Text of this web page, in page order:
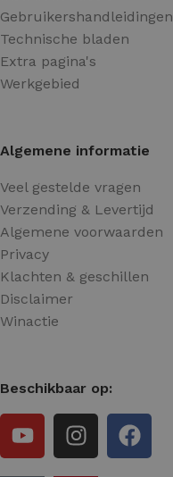
Gebruikershandleidingen
Technische bladen
Extra pagina's
Werkgebied
Algemene informatie
Veel gestelde vragen
Verzending & Levertijd
Algemene voorwaarden
Privacy
Klachten & geschillen
Disclaimer
Winactie
Beschikbaar op: